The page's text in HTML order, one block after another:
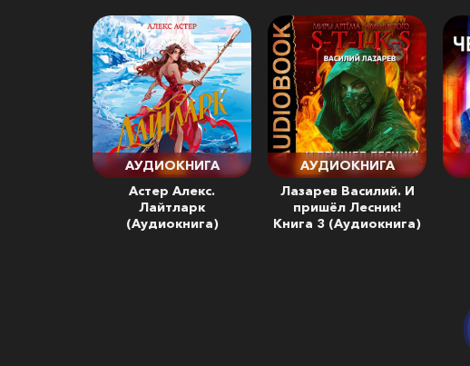
АУДИОКНИГА
Астер Алекс.
Лайтларк
(Аудиокнига)
АУДИОКНИГА
Лазарев Василий. И
пришёл Лесник!
Книга 3 (Аудиокнига)